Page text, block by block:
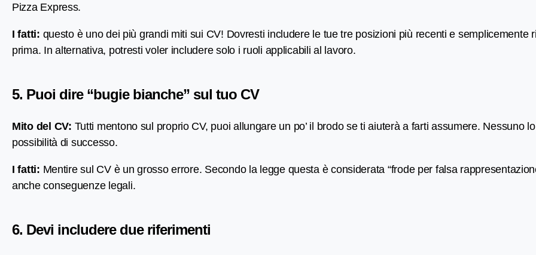
Pizza Express.
I fatti: questo è uno dei più grandi miti sui CV! Dovresti includere le tue tre posizioni più recenti e semplicemente
prima. In alternativa, potresti voler includere solo i ruoli applicabili al lavoro.
5. Puoi dire “bugie bianche” sul tuo CV
Mito del CV: Tutti mentono sul proprio CV, puoi allungare un po’ il brodo se ti aiuterà a farti assumere. Nessuno
possibilità di successo.
I fatti: Mentire sul CV è un grosso errore. Secondo la legge questa è considerata “frode per falsa
anche conseguenze legali.
6. Devi includere due riferimenti